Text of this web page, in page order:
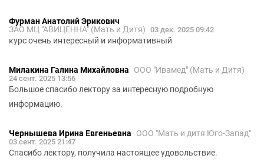
Фурман Анатолий Эрикович
ЗАО МЦ "АВИЦЕННА" (Мать и Дитя) 03 дек. 2025 09:42
курс очень интересный и информативный
Милакина Галина Михайловна ООО "Ивамед" (Мать и Дитя)
24 сент. 2025 13:56
Большое спасибо лектору за интересную подробную
информацию.
Чернышева Ирина Евгеньевна ООО "Мать и дитя Юго-Запад"
03 сент. 2025 21:47
Спасибо лектору, получила настоящее удовольствие.